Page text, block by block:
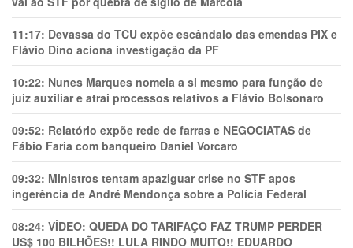
11:17: Devassa do TCU expõe escândalo das emendas PIX e
Flávio Dino aciona investigação da PF
10:22: Nunes Marques nomeia a si mesmo para função de
juiz auxiliar e atrai processos relativos a Flávio Bolsonaro
09:52: Relatório expõe rede de farras e NEGOCIATAS de
Fábio Faria com banqueiro Daniel Vorcaro
09:32: Ministros tentam apaziguar crise no STF apos
ingerência de André Mendonça sobre a Polícia Federal
08:24: VÍDEO: QUEDA DO TARIFAÇO FAZ TRUMP PERDER
US$ 100 BILHÕES!! LULA RINDO MUITO!! EDUARDO